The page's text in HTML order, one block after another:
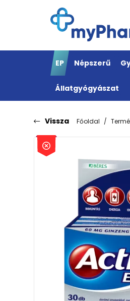
EP Népszerű
Állatgyógyászat
Vissza Főoldal